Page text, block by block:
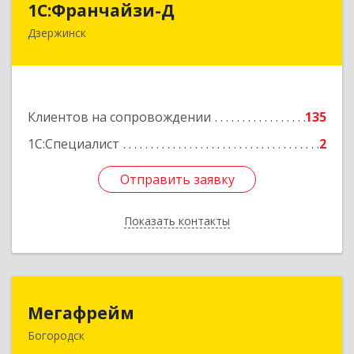
1С:Франчайзи-Д
Дзержинск
Клиентов на сопровождении
135
1С:Специалист
2
Отправить заявку
Показать контакты
606025, Нижегородская обл, Дзержинск г,
Отправить заявку
Назад
Мегафрейм
Богородск607600, Нижегородская обл, Богородск г,